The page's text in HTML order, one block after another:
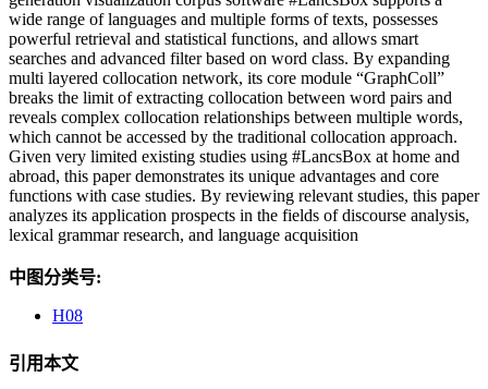
wide range of languages and multiple forms of texts, possesses
powerful retrieval and statistical functions, and allows smart
searches and advanced filter based on word class. By expanding
multi layered collocation network, its core module “GraphColl”
breaks the limit of extracting collocation between word pairs and
reveals complex collocation relationships between multiple words,
which cannot be accessed by the traditional collocation approach.
Given very limited existing studies using #LancsBox at home and
abroad, this paper demonstrates its unique advantages and core
functions with case studies. By reviewing relevant studies, this paper
analyzes its application prospects in the fields of discourse analysis,
lexical grammar research, and language acquisition
中图分类号:
H08
引用本文